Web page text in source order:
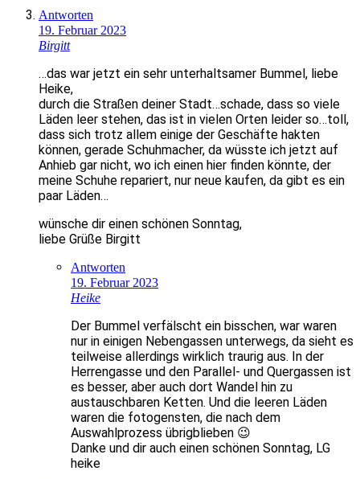
Antworten
19. Februar 2023
Birgitt
…das war jetzt ein sehr unterhaltsamer Bummel, liebe
Heike,
durch die Straßen deiner Stadt…schade, dass so viele
Läden leer stehen, das ist in vielen Orten leider so…toll,
dass sich trotz allem einige der Geschäfte hakten
können, gerade Schuhmacher, da wüsste ich jetzt auf
Anhieb gar nicht, wo ich einen hier finden könnte, der
meine Schuhe repariert, nur neue kaufen, da gibt es ein
paar Läden…
wünsche dir einen schönen Sonntag,
liebe Grüße Birgitt
Antworten
19. Februar 2023
Heike
Der Bummel verfälscht ein bisschen, war waren
nur in einigen Nebengassen unterwegs, da sieht es
teilweise allerdings wirklich traurig aus. In der
Herrengasse und den Parallel- und Quergassen ist
es besser, aber auch dort Wandel hin zu
austauschbaren Ketten. Und die leeren Läden
waren die fotogensten, die nach dem
Auswahlprozess übrigblieben 😉
Danke und dir auch einen schönen Sonntag, LG
heike